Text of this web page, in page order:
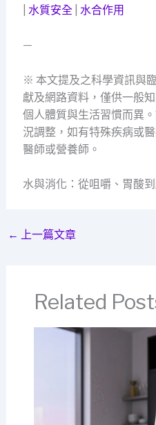
水質安全| 水合作用
—
※ 本文提及之科學資訊與
獻及網路資料，僅供一般
個人體質與生活習慣而異
況調整，如有特殊疾病或
醫師或營養師。
水與消化：從咀嚼、胃酸
← 上一篇文章
Related